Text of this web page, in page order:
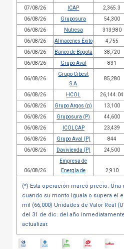
07/08/26
ICAP 2,365.3
06/08/26
Gruposura 54,300
06/08/26
Nutresa 313,980
06/08/26
Almacenes Éxito 4,755
06/08/26
Banco de Bogotá 38,720
06/08/26
Grupo Aval 831
06/08/26
Grupo Cibest
S.A
85,280
06/08/26 HCOL 26,144.04
06/08/26
Grupo Argos (p) 13,100
06/08/26
Gruposura (P) 44,600
06/08/26
ICOLCAP 23,439
06/08/26
Grupo Aval (P) 844
06/08/26
Davivienda (P) 24,500
06/08/26
Empresa de
Energía de
2,910
06/08/26
06/08/26
Bolsa de
Valores de
15,580
06/08/26
Interconexión
29,500
(*) Esta operación marcó precio.
cuando su monto iguala o supera el
mil (66,000) Unidades de Valor Real
del 31 de dic. del año
actualizar.